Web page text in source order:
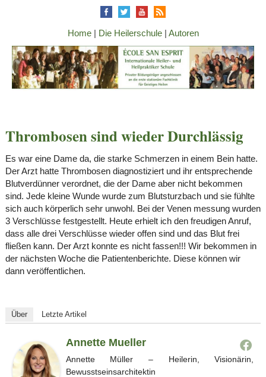
Home| Die Heilerschule| Autoren
Thrombosen sind wieder Durchlässig
Es war eine Dame da, die starke Schmerzen in einem Bein hatte.
Der Arzt hatte Thrombosen diagnostiziert und ihr entsprechende
Blutverdünner verordnet, die der Dame aber nicht bekommen
sind. Jede kleine Wunde wurde zum Blutsturzbach und sie fühlte
sich auch körperlich sehr unwohl. Bei der Venen messung wurden
3 Verschlüsse festgestellt. Heute erhielt ich den freudigen Anruf,
dass alle drei Verschlüsse wieder offen sind und das Blut frei
fließen kann. Der Arzt konnte es nicht fassen!!! Wir bekommen in
der nächsten Woche die Patientenberichte. Diese können wir
dann veröffentlichen.
Über Letzte Artikel
Annette Mueller
Annette Müller – Heilerin, Visionärin,
Bewusstseinsarchitektin